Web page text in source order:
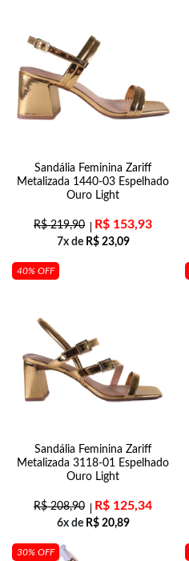
Sandália Feminina Zariff
Metalizada 1440-03 Espelhado
Ouro Light
R$219,90 R$ 153,93
7x de R$23,09
40% OFF
Sandália Feminina Zariff
Metalizada 3118-01 Espelhado
Ouro Light
R$208,90 R$ 125,34
6x de R$20,89
30% OFF